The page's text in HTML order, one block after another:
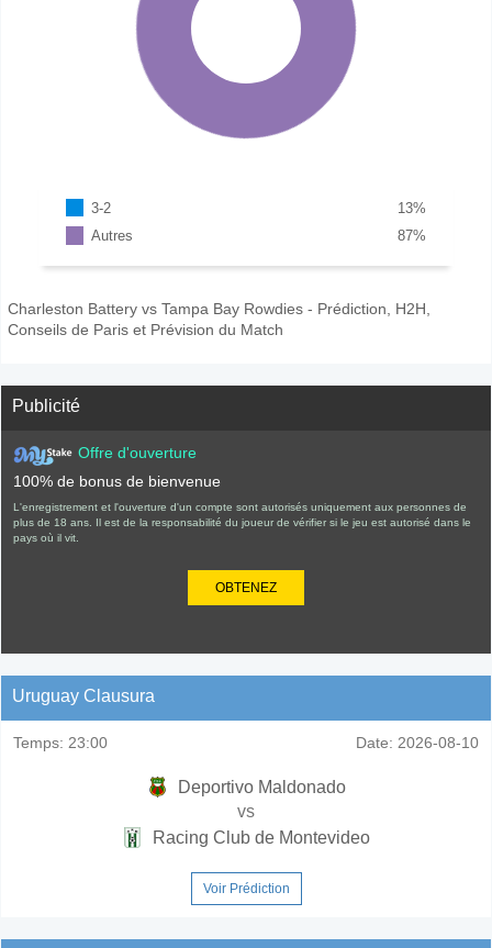
3-2 %
13
Autres
%
87
Charleston Battery vs Tampa Bay Rowdies - Prédiction, H2H,
Conseils de Paris et Prévision du Match
Publicité
Offre d'ouverture
100% de bonus de bienvenue
L'enregistrement et l'ouverture d'un compte sont autorisés uniquement aux personnes de
plus de 18 ans. Il est de la responsabilité du joueur de vérifier si le jeu est autorisé dans le
pays où il vit.
OBTENEZ
Uruguay Clausura
Temps: 23:00 Date: 2026-08-10
Deportivo Maldonado
vs
Racing Club de Montevideo
Voir Prédiction